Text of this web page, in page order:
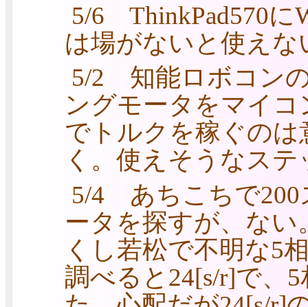
5/6 ThinkPad570に
は場がないと使えな
5/2 知能ロボコン
ングモータをマイ
でトルクを稼ぐの
く。使えそうなス
5/4 あちこちで200
ータを探すが、な
くし若松で不明な5
調べると24[s/r]で、